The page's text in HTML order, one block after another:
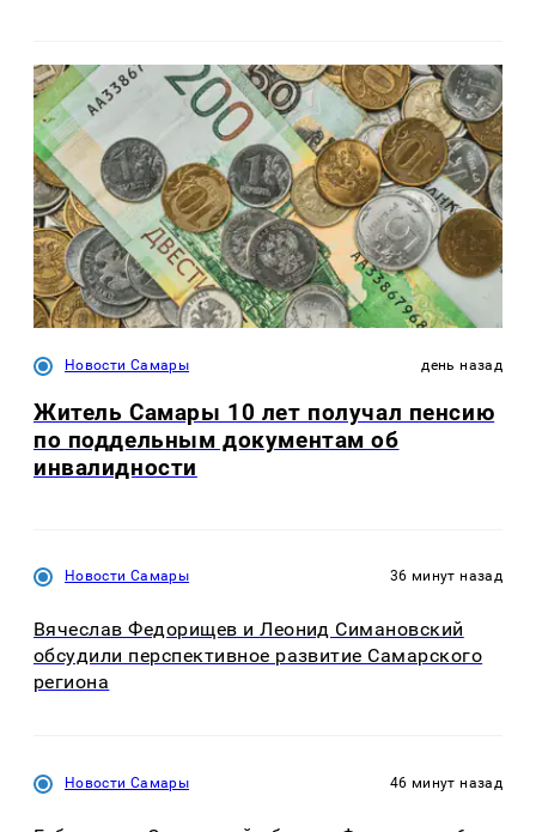
Новости Самары день назад
Житель Самары 10 лет получал пенсию
по поддельным документам об
инвалидности
Новости Самары 36 минут назад
Вячеслав Федорищев и Леонид Симановский
обсудили перспективное развитие Самарского
региона
Новости Самары 46 минут назад